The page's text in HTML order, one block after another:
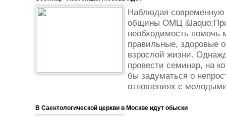
Наблюдая
общины ОМЦ
необходимость
правильные, здоровые
взрослой жизни.
провести семинар, на
бы задуматься о
отношениях с
В Саентологической церкви в Москве идут обыски